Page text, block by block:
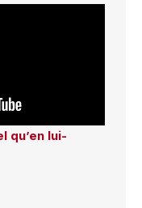
qu’en lui-